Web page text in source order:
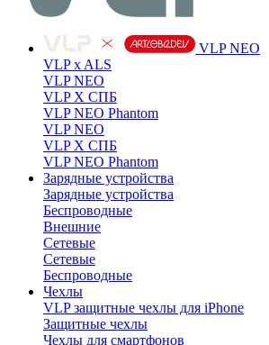
VLP NEO
VLP x ALS
VLP NEO
VLP X СПБ
VLP NEO Phantom
VLP NEO
VLP X СПБ
VLP NEO Phantom
Зарядные устройства
Зарядные устройства
Беспроводные
Внешние
Сетевые
Сетевые
Беспроводные
Чехлы
VLP защитные чехлы для iPhone
Защитные чехлы
Чехлы для смартфонов